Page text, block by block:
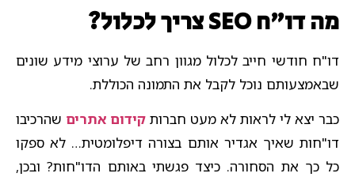
מה דו"ח SEO צריך לכלול?
דו"ח חודשי חייב לכלול מגוון רחב של ערוצי מידע שונים
שבאמצעותם נוכל לקבל את התמונה הכוללת.
כבר יצא לי לראות לא מעט חברות קידום אתרים שהרכיבו
דו"חות שאיך אגדיר אותם בצורה דיפלומטית… לא ספקו
כל כך את הסחורה. כיצד פגשתי באותם הדו"חות? ובכן,